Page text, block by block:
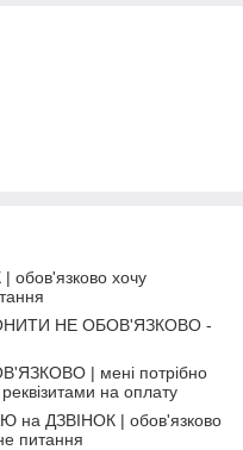
хочу
НЕ ОБОВ'ЯЗКОВО -
| мені потрібно
на оплату
на ДЗВІНОК | обов'язково
питання